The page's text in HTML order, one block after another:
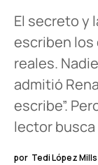
El secreto y
escriben los
reales.
admitió
escribe”.
lector
por Tedi López Mills